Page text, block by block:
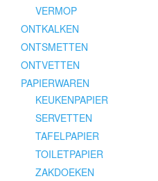
VERMOP
ONTKALKEN
ONTSMETTEN
ONTVETTEN
PAPIERWAREN
KEUKENPAPIER
SERVETTEN
TAFELPAPIER
TOILETPAPIER
ZAKDOEKEN